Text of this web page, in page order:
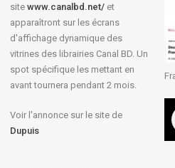
site www.canalbd.net/ et
apparaîtront sur les écrans
d'affichage dynamique des
vitrines des librairies Canal BD. Un
spot spécifique les mettant en
avant tournera pendant 2 mois.
Voir l'annonce sur le site de
Dupuis